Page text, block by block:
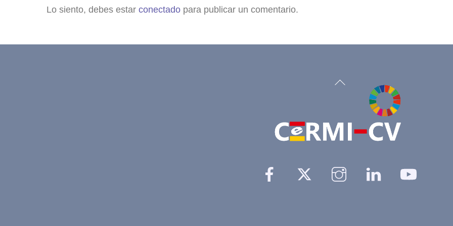
Lo siento, debes estar conectado para publicar un comentario.
Back
Facebook Twitter Instagram Linkedin